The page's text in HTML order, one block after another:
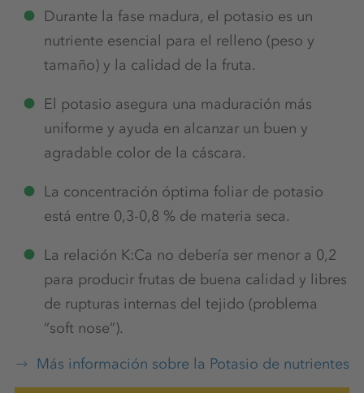
Durante la fase madura, el potasio es un
nutriente esencial para el relleno (peso y
tamaño) y la calidad de la fruta.
El potasio asegura una maduración más
uniforme y ayuda en alcanzar un buen y
agradable color de la cáscara.
La concentración óptima foliar de potasio
está entre 0,3-0,8 % de materia seca.
La relación K:Ca no debería ser menor a 0,2
para producir frutas de buena calidad y libres
de rupturas internas del tejido (problema
“soft nose”).
Más información sobre la Potasio de nutrientes